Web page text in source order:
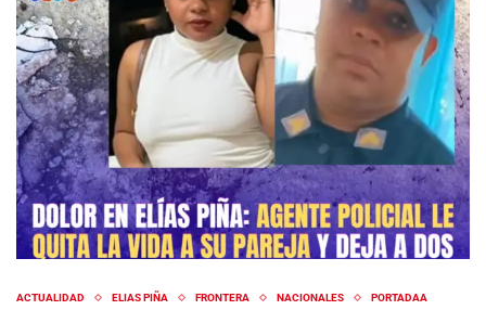
ACTUALIDAD ELIAS PIÑA FRONTERA NACIONALES PORTADAA